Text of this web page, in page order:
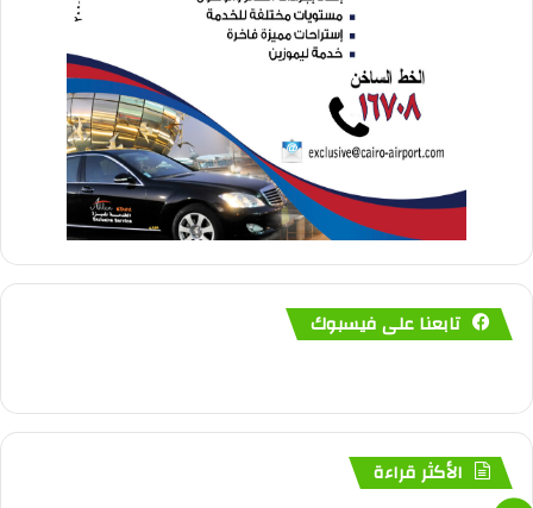
تابعنا على فيسبوك
الأكثر قراءة